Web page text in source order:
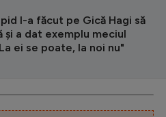
l-a făcut pe Gică Hagi să
și a dat exemplu meciul
ei se poate, la noi nu"